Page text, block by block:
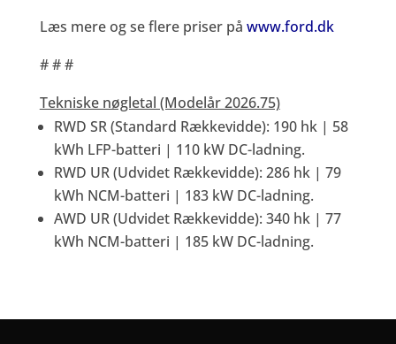
Læs mere og se flere priser på www.ford.dk
# # #
Tekniske nøgletal (Modelår 2026.75)
RWD SR (Standard Rækkevidde): 190 hk | 58
kWh LFP-batteri | 110 kW DC-ladning.
RWD UR (Udvidet Rækkevidde): 286 hk | 79
kWh NCM-batteri | 183 kW DC-ladning.
AWD UR (Udvidet Rækkevidde): 340 hk | 77
kWh NCM-batteri | 185 kW DC-ladning.